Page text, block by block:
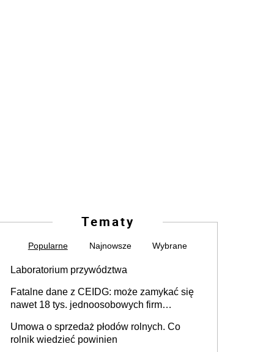
Tematy
Popularne Najnowsze Wybrane
Laboratorium przywództwa
Fatalne dane z CEIDG: może zamykać się
nawet 18 tys. jednoosobowych firm
Umowa o sprzedaż płodów rolnych. Co
rolnik wiedzieć powinien